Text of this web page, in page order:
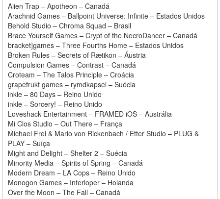
Alien Trap – Apotheon – Canadá
Arachnid Games – Ballpoint Universe: Infinite – Estados Unidos
Behold Studio – Chroma Squad – Brasil
Brace Yourself Games – Crypt of the NecroDancer – Canadá
bracket]games – Three Fourths Home – Estados Unidos
Broken Rules – Secrets of Rætikon – Áustria
Compulsion Games – Contrast – Canadá
Croteam – The Talos Principle – Croácia
grapefrukt games – rymdkapsel – Suécia
inkle – 80 Days – Reino Unido
inkle – Sorcery! – Reino Unido
Loveshack Entertainment – FRAMED iOS – Austrália
Mi Clos Studio – Out There – França
Michael Frei & Mario von Rickenbach / Etter Studio – PLUG &
PLAY – Suíça
Might and Delight – Shelter 2 – Suécia
Minority Media – Spirits of Spring – Canadá
Modern Dream – LA Cops – Reino Unido
Monogon Games – Interloper – Holanda
Over the Moon – The Fall – Canadá